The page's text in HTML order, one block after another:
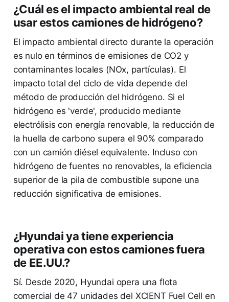
¿Cuál es el impacto ambiental real de
usar estos camiones de hidrógeno?
El impacto ambiental directo durante la operación
es nulo en términos de emisiones de CO2 y
contaminantes locales (NOx, partículas). El
impacto total del ciclo de vida depende del
método de producción del hidrógeno. Si el
hidrógeno es 'verde', producido mediante
electrólisis con energía renovable, la reducción de
la huella de carbono supera el 90% comparado
con un camión diésel equivalente. Incluso con
hidrógeno de fuentes no renovables, la eficiencia
superior de la pila de combustible supone una
reducción significativa de emisiones.
¿Hyundai ya tiene experiencia
operativa con estos camiones fuera
de EE.UU.?
Sí. Desde 2020, Hyundai opera una flota
comercial de 47 unidades del XCIENT Fuel Cell en